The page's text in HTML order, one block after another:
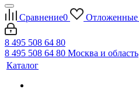
Сравнение0 Отложенные
8 495 508 64 80
8 495 508 64 80 Москва и область
Каталог